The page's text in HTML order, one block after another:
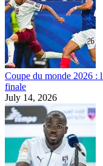
Coupe du monde 2026 :
finale
July 14, 2026